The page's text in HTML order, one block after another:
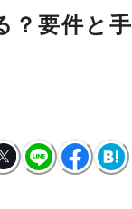
？要件と手